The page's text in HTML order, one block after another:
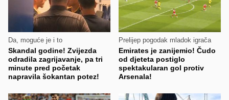
Da, moguće je i to
Skandal godine! Zvijezda
odradila zagrijavanje, pa tri
minute pred početak
napravila šokantan potez!
Prelijep pogodak mladok igrača
Emirates je zanijemio! Čudo
od djeteta postiglo
spektakularan gol protiv
Arsenala!